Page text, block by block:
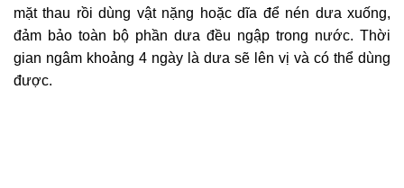
mặt thau rồi dùng vật nặng hoặc dĩa để nén dưa xuống,
đảm bảo toàn bộ phần dưa đều ngập trong nước. Thời
gian ngâm khoảng 4 ngày là dưa sẽ lên vị và có thể dùng
được.